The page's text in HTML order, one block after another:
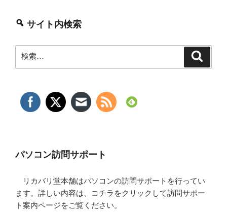
サイト内検索
パソコン訪問サポート
リカバリ堂本舗はパソコンの訪問サポートを行ってい
ます。詳しい内容は、コチラをクリックして訪問サポー
ト案内ページをご覧ください。